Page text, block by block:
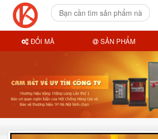
ĐỔI MÃ SẢN PHẨM